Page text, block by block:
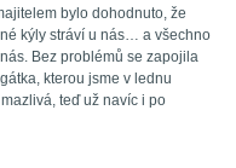
bylo dohodnuto, že
kýly stráví u nás… a všechno
Bez problémů se zapojila
kterou jsme v lednu
teď už navíc i po